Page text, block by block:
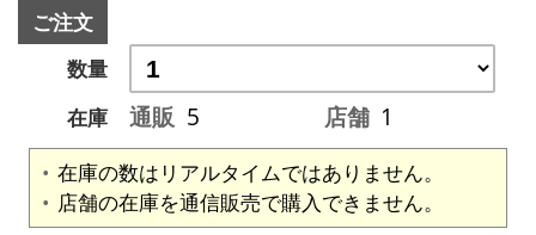
ご注文
数量
在庫
通販 5 店舗 1
在庫の数はリアルタイムではありません。
店舗の在庫を通信販売で購入できません。